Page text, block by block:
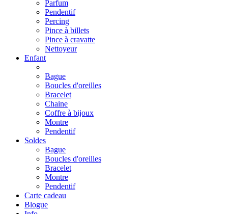
Parfum
Pendentif
Percing
Pince à billets
Pince à cravatte
Nettoyeur
Enfant
Bague
Boucles d'oreilles
Bracelet
Chaine
Coffre à bijoux
Montre
Pendentif
Soldes
Bague
Boucles d'oreilles
Bracelet
Montre
Pendentif
Carte cadeau
Blogue